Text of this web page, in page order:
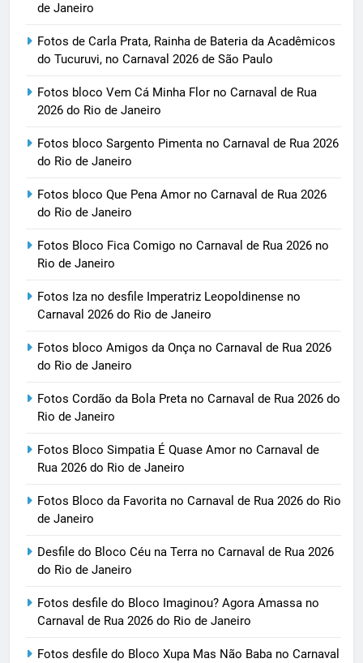
de Janeiro
Fotos de Carla Prata, Rainha de Bateria da Acadêmicos
do Tucuruvi, no Carnaval 2026 de São Paulo
Fotos bloco Vem Cá Minha Flor no Carnaval de Rua
2026 do Rio de Janeiro
Fotos bloco Sargento Pimenta no Carnaval de Rua 2026
do Rio de Janeiro
Fotos bloco Que Pena Amor no Carnaval de Rua 2026
do Rio de Janeiro
Fotos Bloco Fica Comigo no Carnaval de Rua 2026 no
Rio de Janeiro
Fotos Iza no desfile Imperatriz Leopoldinense no
Carnaval 2026 do Rio de Janeiro
Fotos bloco Amigos da Onça no Carnaval de Rua 2026
do Rio de Janeiro
Fotos Cordão da Bola Preta no Carnaval de Rua 2026 do
Rio de Janeiro
Fotos Bloco Simpatia É Quase Amor no Carnaval de
Rua 2026 do Rio de Janeiro
Fotos Bloco da Favorita no Carnaval de Rua 2026 do Rio
de Janeiro
Desfile do Bloco Céu na Terra no Carnaval de Rua 2026
do Rio de Janeiro
Fotos desfile do Bloco Imaginou? Agora Amassa no
Carnaval de Rua 2026 do Rio de Janeiro
Fotos desfile do Bloco Xupa Mas Não Baba no Carnaval